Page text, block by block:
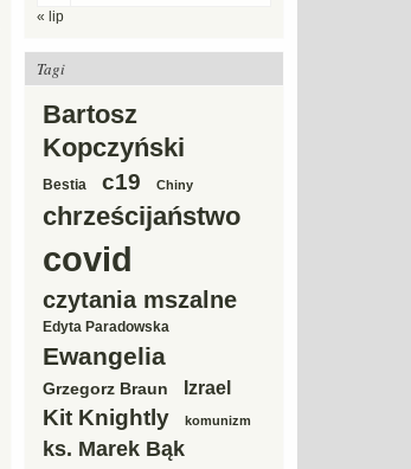
« lip
Tagi
Bartosz
Kopczyński
Bestia c19 Chiny
chrześcijaństwo
covid
czytania mszalne
Edyta Paradowska
Ewangelia
Grzegorz Braun Izrael
Kit Knightly komunizm
ks. Marek Bąk